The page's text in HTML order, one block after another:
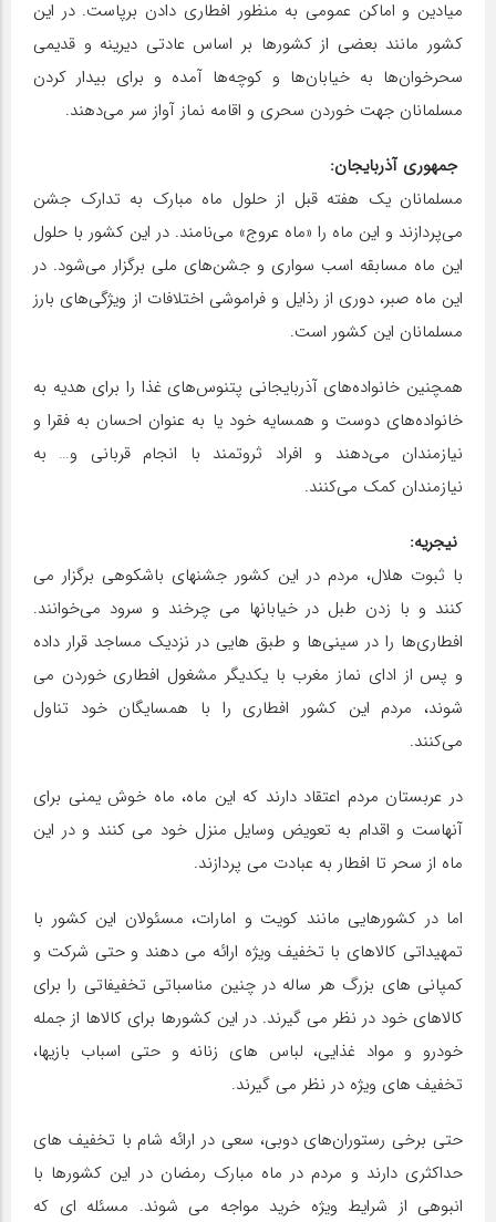
میادین و اماکن عمومی به منظور افطاری دادن برپاست. در این
کشور مانند بعضی از کشورها بر اساس عادتی دیرینه و قدیمی
سحرخوان‌ها به خیابان‌ها و کوچه‌ها آمده و برای بیدار کردن
مسلمانان جهت خوردن سحری و اقامه نماز آواز سر می‌دهند.
جمهوری آذربایجان:
مسلمانان یک هفته قبل از حلول ماه مبارک به تدارک جشن
می‌پردازند و این ماه را «ماه عروج» می‌نامند. در این کشور با حلول
این ماه مسابقه اسب سواری و جشن‌های ملی برگزار می‌شود. در
این ماه صبر، دوری از رذایل و فراموشی اختلافات از ویژگی‌های بارز
مسلمانان این کشور است.
همچنین خانواده‌های آذربایجانی پتنوس‌های غذا را برای هدیه به
خانواده‌های دوست و همسایه خود یا به عنوان احسان به فقرا و
نیازمندان می‌دهند و افراد ثروتمند با انجام قربانی و… به
نیازمندان کمک می‌کنند.
نیجریه:
با ثبوت هلال، مردم در این کشور جشن‏های باشکوهی برگزار می
‏کنند و با زدن طبل در خیابان‏ها می‏ چرخند و سرود می‌‏خوانند.
افطاری‌ها را در سینی‌ها و طبق هایی در نزدیک مساجد قرار داده
و پس از ادای نماز مغرب با یکدیگر مشغول افطاری خوردن می
شوند، مردم این کشور افطاری را با همسایگان خود تناول
می‌کنند.
در عربستان مردم اعتقاد دارند که این ماه، ماه خوش یمنی برای
آنهاست و اقدام به تعویض وسایل منزل خود می کنند و در این
ماه از سحر تا افطار به عبادت می پردازند.
اما در کشورهایی مانند کویت و امارات، مسئولان این کشور با
تمهیداتی کالاهای با تخفیف ویژه ارائه می دهند و حتی شرکت و
کمپانی های بزرگ هر ساله در چنین مناسباتی تخفیفاتی را برای
کالاهای خود در نظر می گیرند. در این کشورها برای کالاها از جمله
خودرو و مواد غذایی، لباس های زنانه و حتی اسباب بازیها،
تخفیف های ویژه در نظر می گیرند.
حتی برخی رستوران‌های دوبی، سعی در ارائه شام با تخفیف های
حداکثری دارند و مردم در ماه مبارک رمضان در این کشورها با
انبوهی از شرایط ویژه خرید مواجه می شوند. مسئله ای که